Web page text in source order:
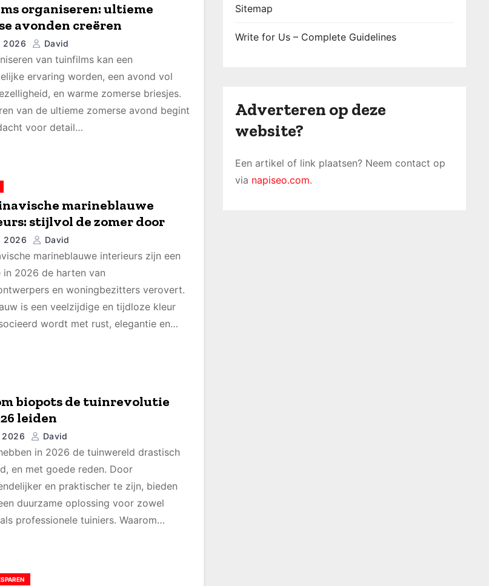
organiseren: ultieme
avonden creëren
2026 David
van tuinfilms kan een
ervaring worden, een avond vol
en warme zomerse briesjes.
van de ultieme zomerse avond begint
voor detail…
marineblauwe
stijlvol de zomer door
2026 David
marineblauwe interieurs zijn een
in 2026 de harten van
en woningbezitters verovert.
is een veelzijdige en tijdloze kleur
wordt met rust, elegantie en…
biopots de tuinrevolutie
leiden
2026 David
in 2026 de tuinwereld drastisch
en met goede reden. Door
en praktischer te zijn, bieden
duurzame oplossing voor zowel
professionele tuiniers. Waarom…
Sitemap
Write for Us – Complete Guidelines
Adverteren op deze
website?
Een artikel of link plaatsen? Neem contact op
via napiseo.com.